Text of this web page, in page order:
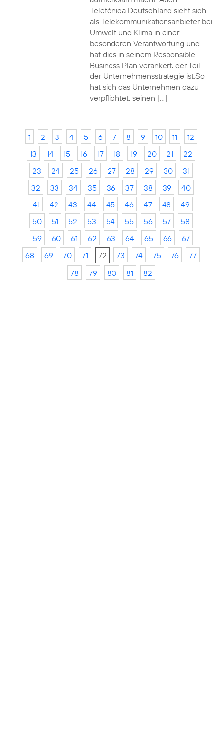
Telefónica Deutschland sieht sich
als Telekommunikationsanbieter bei
Umwelt und Klima in einer
besonderen Verantwortung und
hat dies in seinem Responsible
Business Plan verankert, der Teil
der Unternehmensstrategie ist.So
hat sich das Unternehmen dazu
verpflichtet, seinen […]
1 2 3 4 5 6 7 8 9 10 11
12
13
14 15 16 17 18 19 20 21
22
23
24 25 26 27 28 29 30
31
32
33 34 35 36 37 38 39
40
41
42 43 44 45 46 47 48
49
50
51 52 53 54 55 56 57
58
59
60 61 62 63 64 65 66
67
68
69 70 71 72 73 74 75 76
77
78
79 80 81 82